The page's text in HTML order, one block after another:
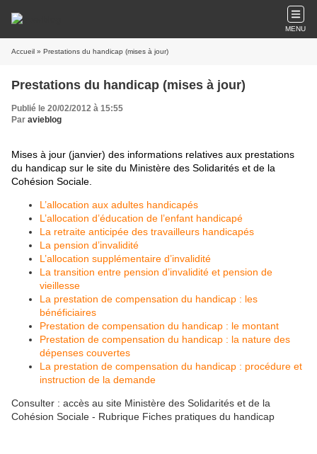
MENU
Accueil » Prestations du handicap (mises à jour)
Prestations du handicap (mises à jour)
Publié le 20/02/2012 à 15:55
Par avieblog
Mises à jour (janvier) des informations relatives aux prestations
du handicap sur le site du Ministère des Solidarités et de la
Cohésion Sociale.
L’allocation aux adultes handicapés
L’allocation d’éducation de l’enfant handicapé
La retraite anticipée des travailleurs handicapés
La pension d’invalidité
L’allocation supplémentaire d’invalidité
La transition entre pension d’invalidité et pension de
vieillesse
La prestation de compensation du handicap : les
bénéficiaires
Prestation de compensation du handicap : le montant
Prestation de compensation du handicap : la nature des
dépenses couvertes
La prestation de compensation du handicap : procédure et
instruction de la demande
Consulter : accès au site Ministère des Solidarités et de la
Cohésion Sociale - Rubrique Fiches pratiques du handicap